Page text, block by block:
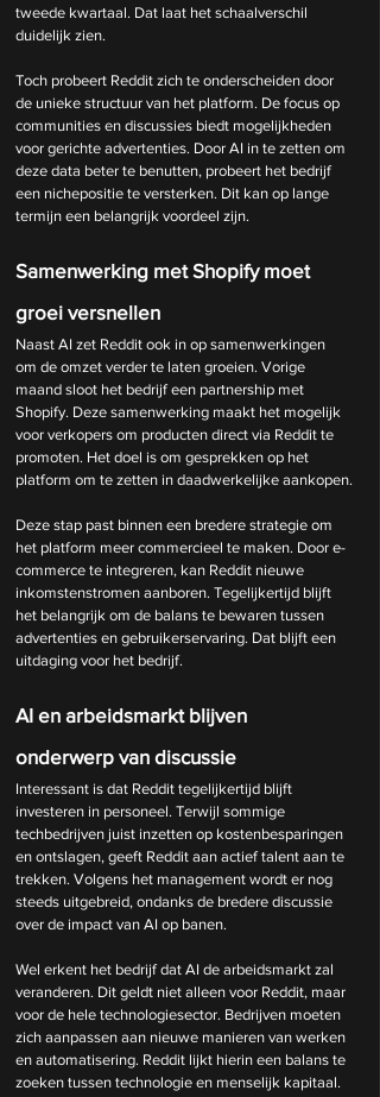
tweede kwartaal. Dat laat het schaalverschil
duidelijk zien.
Toch probeert Reddit zich te onderscheiden door
de unieke structuur van het platform. De focus op
communities en discussies biedt mogelijkheden
voor gerichte advertenties. Door AI in te zetten om
deze data beter te benutten, probeert het bedrijf
een nichepositie te versterken. Dit kan op lange
termijn een belangrijk voordeel zijn.
Samenwerking met Shopify moet
groei versnellen
Naast AI zet Reddit ook in op samenwerkingen
om de omzet verder te laten groeien. Vorige
maand sloot het bedrijf een partnership met
Shopify. Deze samenwerking maakt het mogelijk
voor verkopers om producten direct via Reddit te
promoten. Het doel is om gesprekken op het
platform om te zetten in daadwerkelijke aankopen.
Deze stap past binnen een bredere strategie om
het platform meer commercieel te maken. Door e-
commerce te integreren, kan Reddit nieuwe
inkomstenstromen aanboren. Tegelijkertijd blijft
het belangrijk om de balans te bewaren tussen
advertenties en gebruikerservaring. Dat blijft een
uitdaging voor het bedrijf.
AI en arbeidsmarkt blijven
onderwerp van discussie
Interessant is dat Reddit tegelijkertijd blijft
investeren in personeel. Terwijl sommige
techbedrijven juist inzetten op kostenbesparingen
en ontslagen, geeft Reddit aan actief talent aan te
trekken. Volgens het management wordt er nog
steeds uitgebreid, ondanks de bredere discussie
over de impact van AI op banen.
Wel erkent het bedrijf dat AI de arbeidsmarkt zal
veranderen. Dit geldt niet alleen voor Reddit, maar
voor de hele technologiesector. Bedrijven moeten
zich aanpassen aan nieuwe manieren van werken
en automatisering. Reddit lijkt hierin een balans te
zoeken tussen technologie en menselijk kapitaal.